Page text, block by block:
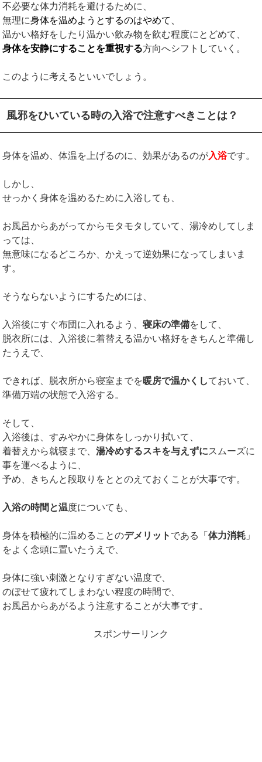
不必要な体力消耗を避けるために、
無理に身体を温めようとするのはやめて、
温かい格好をしたり温かい飲み物を飲む程度にとどめて、
身体を安静にすることを重視する方向へシフトしていく。
このように考えるといいでしょう。
風邪をひいている時の入浴で注意すべきことは？
身体を温め、体温を上げるのに、効果があるのが入浴です。
しかし、
せっかく身体を温めるために入浴しても、
お風呂からあがってからモタモタしていて、湯冷めしてしま
っては、
無意味になるどころか、かえって逆効果になってしまいま
す。
そうならないようにするためには、
入浴後にすぐ布団に入れるよう、寝床の準備をして、
脱衣所には、入浴後に着替える温かい格好をきちんと準備し
たうえで、
できれば、脱衣所から寝室までを暖房で温かくしておいて、
準備万端の状態で入浴する。
そして、
入浴後は、すみやかに身体をしっかり拭いて、
着替えから就寝まで、湯冷めするスキを与えずにスムーズに
事を運べるように、
予め、きちんと段取りをととのえておくことが大事です。
入浴の時間と温度についても、
身体を積極的に温めることのデメリット である「体力消耗 」
をよく念頭に置いたうえで、
身体に強い刺激となりすぎない温度で、
のぼせて疲れてしまわない程度の時間で、
お風呂からあがるよう注意することが大事です。
スポンサーリンク